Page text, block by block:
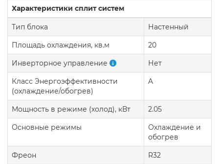
Характеристики сплит систем
Тип блока Настенный
Площадь охлаждения, кв.м 20
Инверторное управление Нет
Класс Энергоэффективности
(охлаждение/обогрев)
A
Мощность в режиме (холод), кВт 2.05
Основные режимы
Охлаждение и
обогрев
Фреон R32